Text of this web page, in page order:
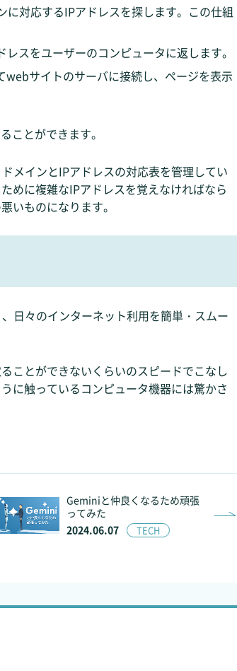
対応するIPアドレスを探します。この仕組
スをユーザーのコンピュータに返します。
サイトのサーバに接続し、ページを表示
ことができます。
メインとIPアドレスの対応表を管理してい
めに複雑なIPアドレスを覚えなければなら
いものになります。
日々のインターネット利用を簡単・スムー
ことができないくらいのスピードでこなし
に触っているコンピュータ機器には驚かさ
2024.06.07 TECH
Geminiと仲良くなるため頑張
ってみた